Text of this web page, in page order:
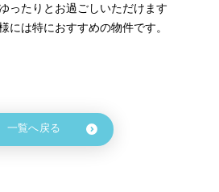
ったりとお過ごしいただけます
には特におすすめの物件です。
一覧へ戻る